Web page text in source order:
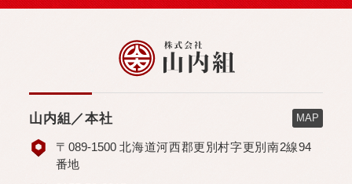
MAP
山内組／本社
〒089-1500 北海道河西郡更別村字更別南2線94
番地